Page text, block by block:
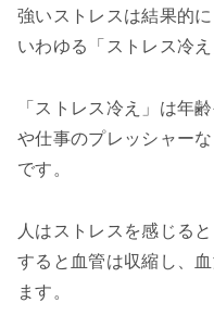
強いストレスは結果的
いわゆる「ストレス冷
「ストレス冷え」は年
や仕事のプレッシャー
です。
人はストレスを感じる
すると血管は収縮し、
ます。